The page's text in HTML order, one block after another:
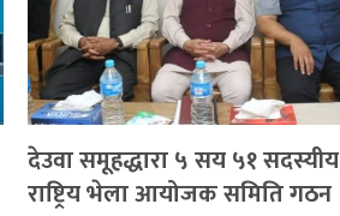
देउवा समूहद्धारा ५ सय ५१ सदस्यीय
राष्ट्रिय भेला आयोजक समिति गठन